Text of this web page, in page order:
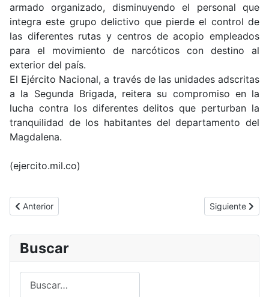
armado organizado, disminuyendo el personal que
integra este grupo delictivo que pierde el control de
las diferentes rutas y centros de acopio empleados
para el movimiento de narcóticos con destino al
exterior del país.
El Ejército Nacional, a través de las unidades adscritas
a la Segunda Brigada, reitera su compromiso en la
lucha contra los diferentes delitos que perturban la
tranquilidad de los habitantes del departamento del
Magdalena.
(ejercito.mil.co)
Artículo anterior: Labores de mantenimiento de calidad para el
Anterior Artículo
Siguiente
Buscar